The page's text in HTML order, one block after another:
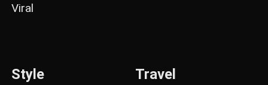
Viral
Style Travel